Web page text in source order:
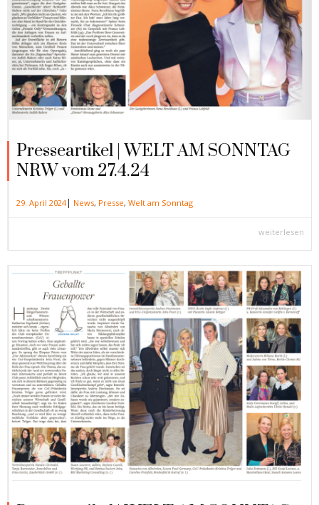
Presseartikel | WELT AM SONNTAG
NRW vom 27.4.24
29. April 2024| News, Presse, Welt am Sonntag
weiterlesen